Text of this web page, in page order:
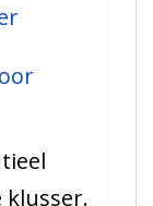
ijskrabbers
:
wat
moet
klusser.